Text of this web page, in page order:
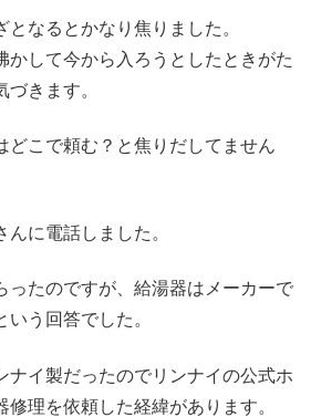
なるとかなり焦りました。
かして今から入ろうとしたときがた
きます。
どこで頼む？と焦りだしてません
に電話しました。
ったのですが、給湯器はメーカーで
う回答でした。
ナイ製だったのでリンナイの公式ホ
理を依頼した経緯があります。